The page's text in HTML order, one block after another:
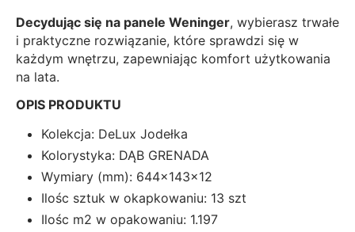
Decydując się na panele Weninger, wybierasz trwałe
i praktyczne rozwiązanie, które sprawdzi się w
każdym wnętrzu, zapewniając komfort użytkowania
na lata.
OPIS PRODUKTU
Kolekcja: DeLux Jodełka
Kolorystyka: DĄB GRENADA
Wymiary (mm): 644x143x12
Ilośc sztuk w okapkowaniu: 13 szt
Ilośc m2 w opakowaniu: 1.197